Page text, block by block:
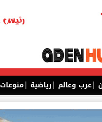
|عرب وعالم |رياضية |منوعات